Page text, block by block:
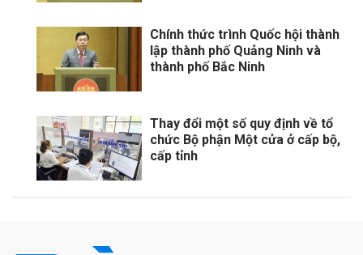
Chính thức trình Quốc hội thành
lập thành phố Quảng Ninh và
thành phố Bắc Ninh
Thay đổi một số quy định về tổ
chức Bộ phận Một cửa ở cấp bộ,
cấp tỉnh